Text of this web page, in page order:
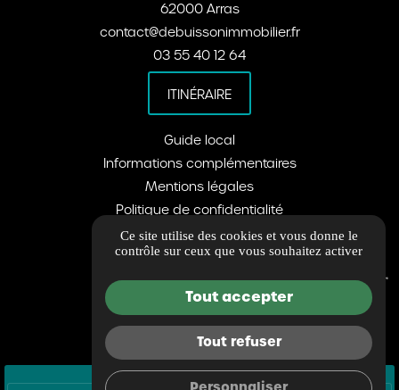
62000 Arras
contact@debuissonimmobilier.fr
03 55 40 12 64
ITINÉRAIRE
Guide local
Informations complémentaires
Mentions légales
Politique de confidentialité
Barème d'honoraires
Gestion des cookies
Ce site utilise des cookies et vous donne le
contrôle sur ceux que vous souhaitez activer
Tout accepter
Tout refuser